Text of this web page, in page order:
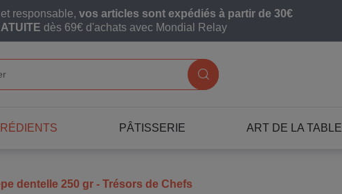
responsable, vos articles sont expédiés à partir de 30€
dès 69€ d'achats avec Mondial Relay
PÂTISSERIE ART DE LA TABLE
dentelle 250 gr - Trésors de Chefs